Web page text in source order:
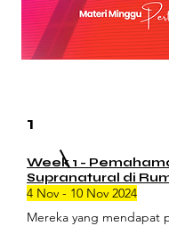
1
Week 1 -
Supranatural di
4 Nov - 10 Nov 2024
Mereka yang mendapat